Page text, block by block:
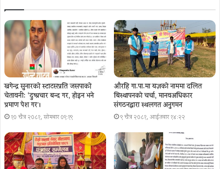
खगेन्द्र सुनारको स्टाटसप्रति जसपाको
चेतावनी: ‘दुष्प्रचार बन्द गर, होइन भने
प्रमाण पेश गर´।
१० चैत्र २०८१, सोमबार ०९:१९
औरहि गा.पा.मा यज्ञकाे नाममा दलित
बिस्थापनकाे चर्चा, मानवअधिकार
संगठनद्वारा स्थलगत अनुगमन
९ चैत्र २०८१, आईतवार १४:२२